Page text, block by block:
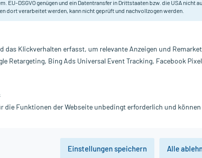
Grundpreis: 560,00 € / l
Darreichung:
Hersteller:
EU-DSGVO genügen und ein Datentransfer in Drittstaaten bzw. die USA nicht
dort verarbeitet werden, kann nicht geprüft und nachvollzogen werden.
das Klickverhalten erfasst, um relevante Anzeigen und
Retargeting, Bing Ads Universal Event Tracking, Facebook
die Funktionen der Webseite unbedingt erforderlich und
Einstellungen speichern Alle